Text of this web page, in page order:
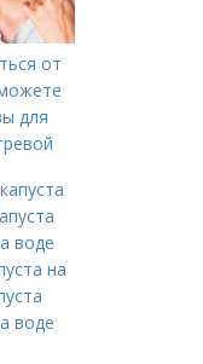
от
для
на
воде